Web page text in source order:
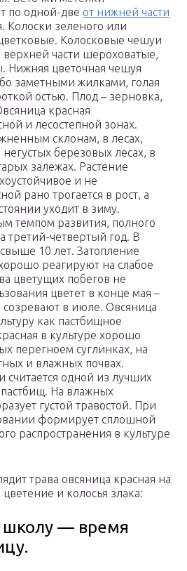
по одной-две от нижней части
Колоски зеленого или
Колосковые чешуи
части шероховатые,
Нижняя цветочная чешуя
заметными жилками, голая
остью. Плод – зерновка,
красная
и лесостепной зонах.
склонам, в лесах,
березовых лесах, в
залежах. Растение
и не
рано трогается в рост, а
уходит в зиму.
темпом развития, полного
третий-четвертый год. В
10 лет. Затопление
реагируют на слабое
цветущих побегов не
цветет в конце мая –
в июле. Овсяница
как пастбищное
в культуре хорошо
перегноем суглинках, на
и влажных почвах.
считается одной из лучших
На влажных
густой травостой. При
формирует сплошной
распространения в культуре
трава овсяница красная на
и колосья злака:
— время